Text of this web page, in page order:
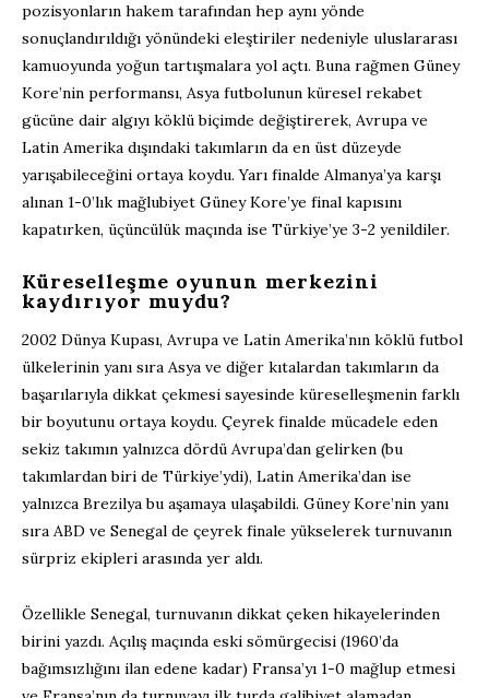
pozisyonların hakem tarafından hep aynı yönde
sonuçlandırıldığı yönündeki eleştiriler nedeniyle uluslararası
kamuoyunda yoğun tartışmalara yol açtı. Buna rağmen Güney
Kore’nin performansı, Asya futbolunun küresel rekabet
gücüne dair algıyı köklü biçimde değiştirerek, Avrupa ve
Latin Amerika dışındaki takımların da en üst düzeyde
yarışabileceğini ortaya koydu. Yarı finalde Almanya’ya karşı
alınan 1-0’lık mağlubiyet Güney Kore’ye final kapısını
kapatırken, üçüncülük maçında ise Türkiye’ye 3-2 yenildiler.
Küreselleşme oyunun merkezini
kaydırıyor muydu?
2002 Dünya Kupası, Avrupa ve Latin Amerika’nın köklü futbol
ülkelerinin yanı sıra Asya ve diğer kıtalardan takımların da
başarılarıyla dikkat çekmesi sayesinde küreselleşmenin farklı
bir boyutunu ortaya koydu. Çeyrek finalde mücadele eden
sekiz takımın yalnızca dördü Avrupa’dan gelirken (bu
takımlardan biri de Türkiye’ydi), Latin Amerika’dan ise
yalnızca Brezilya bu aşamaya ulaşabildi. Güney Kore’nin yanı
sıra ABD ve Senegal de çeyrek finale yükselerek turnuvanın
sürpriz ekipleri arasında yer aldı.
Özellikle Senegal, turnuvanın dikkat çeken hikayelerinden
birini yazdı. Açılış maçında eski sömürgecisi (1960’da
bağımsızlığını ilan edene kadar) Fransa’yı 1-0 mağlup etmesi